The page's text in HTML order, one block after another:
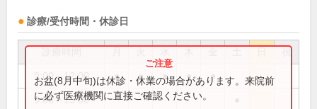
診療/受付時間・休診日
祝
9:00～12:00 ● ● ● ● ●
9:00～13:00
お盆(8月中旬)は休診・休業の場合があります。来院前
に必ず医療機関に直接ご確認ください。